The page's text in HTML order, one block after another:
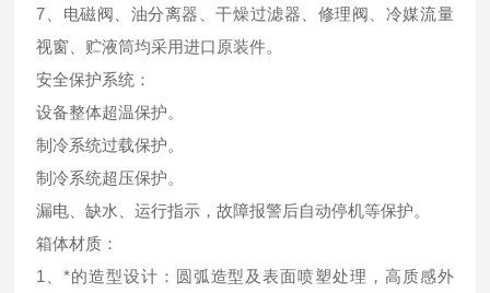
7、电磁阀、油分离器、干燥过滤器、修理阀、冷媒流量
视窗、贮液筒均采用进口原装件。
安全保护系统：
设备整体超温保护。
制冷系统过载保护。
制冷系统超压保护。
漏电、缺水、运行指示，故障报警后自动停机等保护。
箱体材质：
1、*的造型设计：圆弧造型及表面喷塑处理，高质感外